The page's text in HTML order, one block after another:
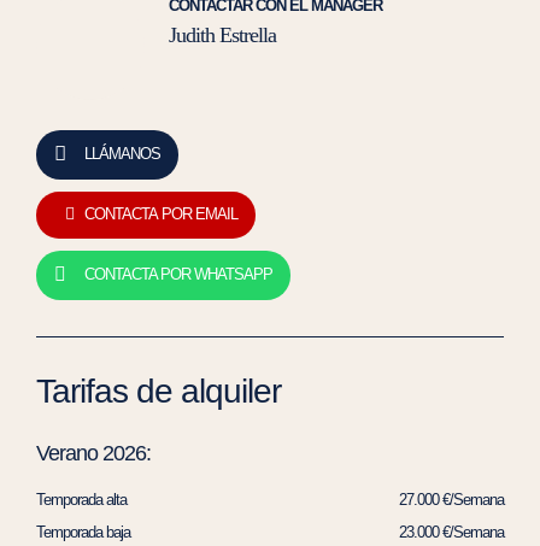
CONTACTAR CON EL MANAGER
Judith Estrella
LLÁMANOS
CONTACTA POR EMAIL
CONTACTA POR WHATSAPP
Tarifas de alquiler
Verano 2026:
Temporada alta
27.000 €/Semana
Temporada baja
23.000 €/Semana